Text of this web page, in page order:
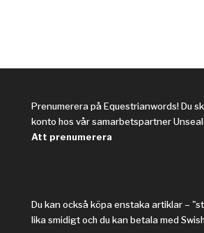
Prenumerera på Equestrianwords! Du
konto hos vår samarbetspartner
Att prenumerera
Du kan också köpa enstaka artiklar –
lika smidigt och du kan betala med